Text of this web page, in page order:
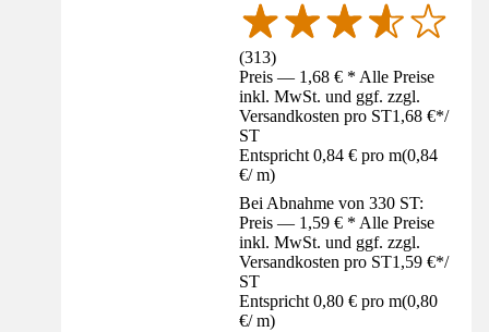
(313)
Preis — 1,68 € * Alle Preise
inkl. MwSt. und ggf. zzgl.
Versandkosten pro ST1,68 €*/
ST
Entspricht 0,84 € pro m(0,84
€/ m)
Bei Abnahme von 330 ST:
Preis — 1,59 € * Alle Preise
inkl. MwSt. und ggf. zzgl.
Versandkosten pro ST1,59 €*/
ST
Entspricht 0,80 € pro m(0,80
€/ m)